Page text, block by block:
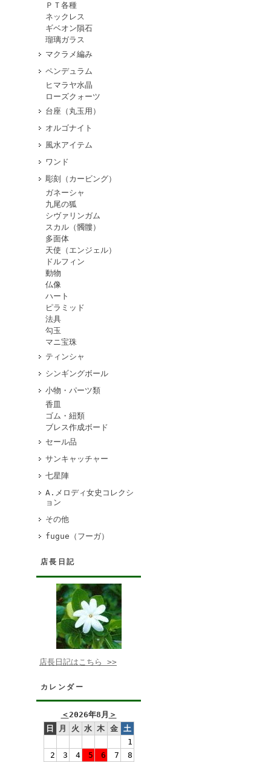
ＰＴ各種
ネックレス
ギベオン隕石
瑠璃ガラス
マクラメ編み
ペンデュラム
ヒマラヤ水晶
ローズクォーツ
台座（丸玉用）
オルゴナイト
風水アイテム
ワンド
彫刻（カービング）
ガネーシャ
九尾の狐
シヴァリンガム
スカル（髑髏）
多面体
天使（エンジェル）
ドルフィン
動物
仏像
ハート
ピラミッド
法具
勾玉
マニ宝珠
ティンシャ
シンギングボール
小物・パーツ類
香皿
ゴム・紐類
ブレス作成ボード
セール品
サンキャッチャー
七星陣
A.メロディ女史コレクシ
ョン
その他
fugue（フーガ）
店長日記
店長日記はこちら >>
カレンダー
＜2026年8月 ＞
日
月 火 水 木 金
土
1
2
3 4 5 6 7 8